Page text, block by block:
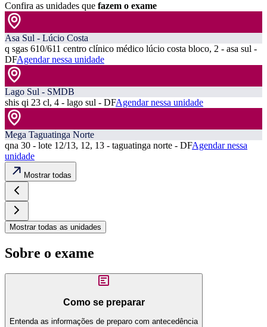
Confira as unidades que fazem o exame
Asa Sul - Lúcio Costa
q sgas 610/611 centro clínico médico lúcio costa bloco, 2 - asa sul -
DFAgendar nessa unidade
Lago Sul - SMDB
shis qi 23 cl, 4 - lago sul - DFAgendar nessa unidade
Mega Taguatinga Norte
qna 30 - lote 12/13, 12, 13 - taguatinga norte - DFAgendar nessa
unidade
Mostrar todas
Mostrar todas as unidades
Sobre o exame
Como se preparar
Entenda as informações de preparo com antecedência